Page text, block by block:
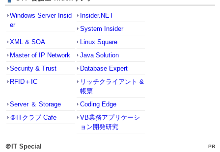
Windows Server Insid
er
Insider.NET
System Insider
XML & SOA
Linux Square
Master of IP Network
Java Solution
Security & Trust
Database Expert
RFID＋IC
リッチクライアント &
帳票
Server ＆ Storage
Coding Edge
＠ITクラブ Cafe
VB業務アプリケーシ
ョン開発研究
＠IT Special PR